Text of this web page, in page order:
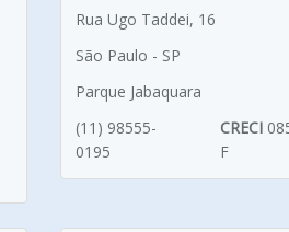
Rua Ugo Taddei, 16
São Paulo - SP
Parque Jabaquara
(11) 98555-
0195
CRECI
F